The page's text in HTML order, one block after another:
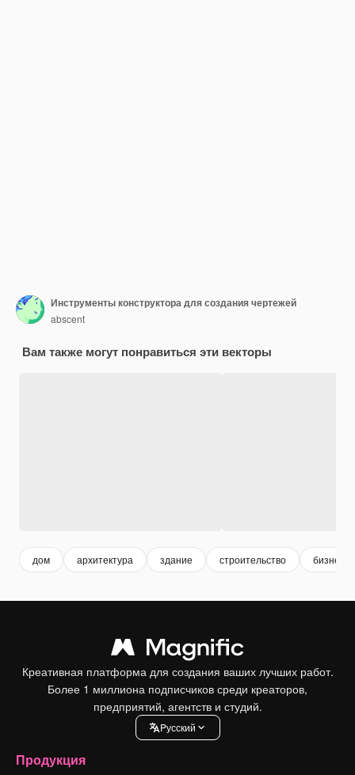
Инструменты конструктора для создания чертежей
abscent
Вам также могут понравиться эти векторы
дом архитектура здание строительство бизнес
Креативная платформа для создания ваших лучших работ.
Более 1 миллиона подписчиков среди креаторов,
предприятий, агентств и студий.
Pусский
Продукция